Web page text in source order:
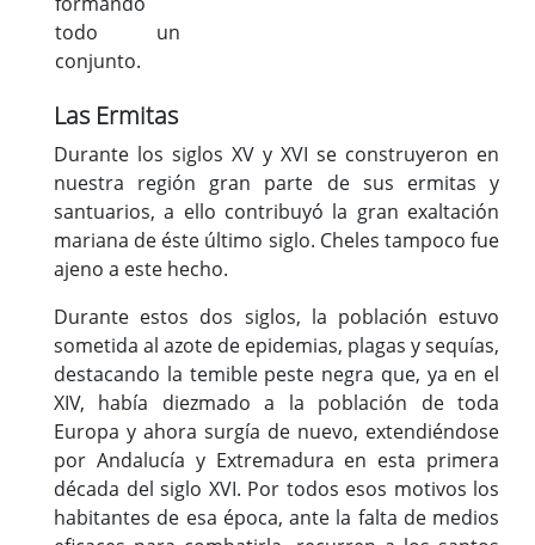
todo un
conjunto.
Las Ermitas
Durante los siglos XV y XVI se construyeron en
nuestra región gran parte de sus ermitas y
santuarios, a ello contribuyó la gran exaltación
mariana de éste último siglo. Cheles tampoco fue
ajeno a este hecho.
Durante estos dos siglos, la población estuvo
sometida al azote de epidemias, plagas y sequías,
destacando la temible peste negra que, ya en el
XIV, había diezmado a la población de toda
Europa y ahora surgía de nuevo, extendiéndose
por Andalucía y Extremadura en esta primera
década del siglo XVI. Por todos esos motivos los
habitantes de esa época, ante la falta de medios